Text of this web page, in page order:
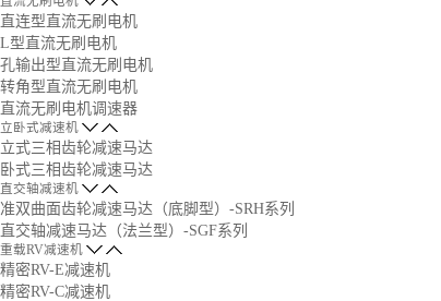
直连型直流无刷电机
L型直流无刷电机
孔输出型直流无刷电机
转角型直流无刷电机
直流无刷电机调速器
立卧式减速机
立式三相齿轮减速马达
卧式三相齿轮减速马达
直交轴减速机
准双曲面齿轮减速马达（底脚型）-SRH系列
直交轴减速马达（法兰型）-SGF系列
重载RV减速机
精密RV-E减速机
精密RV-C减速机